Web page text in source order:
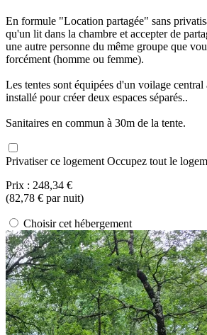
En formule "Location partagée" sans
qu'un lit dans la chambre et accepter de
une autre personne du même groupe que
forcément (homme ou femme).
Les tentes sont équipées d'un voilage
installé pour créer deux espaces séparés..
Sanitaires en commun à 30m de la tente.
Privatiser ce logement Occupez tout le
Prix : 248,34 €
(82,78 € par nuit)
Choisir cet hébergement